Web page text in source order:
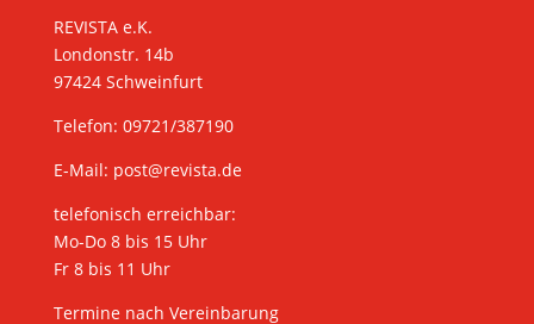
REVISTA e.K.
Londonstr. 14b
97424 Schweinfurt
Telefon: 09721/387190
E-Mail: post@revista.de
telefonisch erreichbar:
Mo-Do 8 bis 15 Uhr
Fr 8 bis 11 Uhr
Termine nach Vereinbarung